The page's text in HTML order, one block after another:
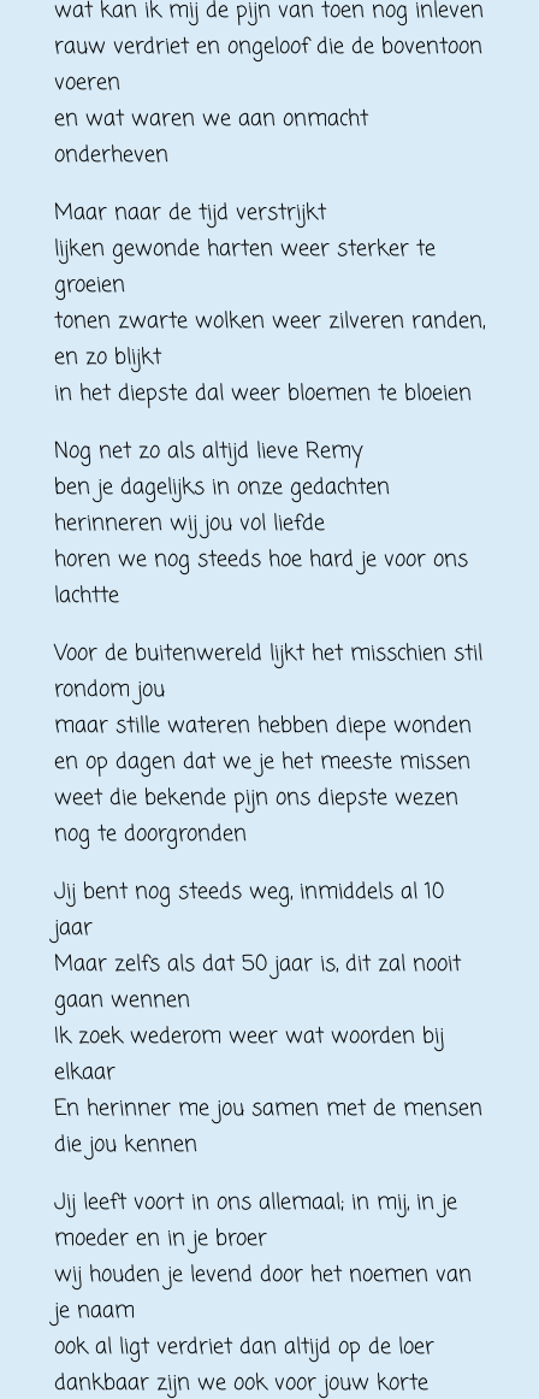
wat kan ik mij de pijn van toen nog inleven
rauw verdriet en ongeloof die de boventoon
voeren
en wat waren we aan onmacht
onderheven
Maar naar de tijd verstrijkt
lijken gewonde harten weer sterker te
groeien
tonen zwarte wolken weer zilveren randen,
en zo blijkt
in het diepste dal weer bloemen te bloeien
Nog net zo als altijd lieve Remy
ben je dagelijks in onze gedachten
herinneren wij jou vol liefde
horen we nog steeds hoe hard je voor ons
lachtte
Voor de buitenwereld lijkt het misschien stil
rondom jou
maar stille wateren hebben diepe wonden
en op dagen dat we je het meeste missen
weet die bekende pijn ons diepste wezen
nog te doorgronden
Jij bent nog steeds weg, inmiddels al 10
jaar
Maar zelfs als dat 50 jaar is, dit zal nooit
gaan wennen
Ik zoek wederom weer wat woorden bij
elkaar
En herinner me jou samen met de mensen
die jou kennen
Jij leeft voort in ons allemaal; in mij, in je
moeder en in je broer
wij houden je levend door het noemen van
je naam
ook al ligt verdriet dan altijd op de loer
dankbaar zijn we ook voor jouw korte